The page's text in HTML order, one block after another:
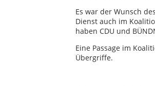
Es war der Wunsch
Dienst auch im
haben CDU und
Eine Passage im
Übergriffe.